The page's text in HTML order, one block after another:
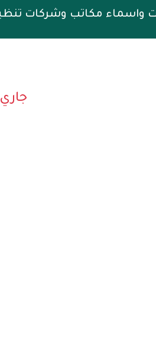
واسماء مكاتب وشركات